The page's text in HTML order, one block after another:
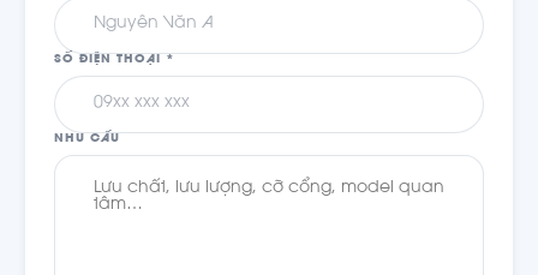
SỐ ĐIỆN THOẠI *
NHU CẦU